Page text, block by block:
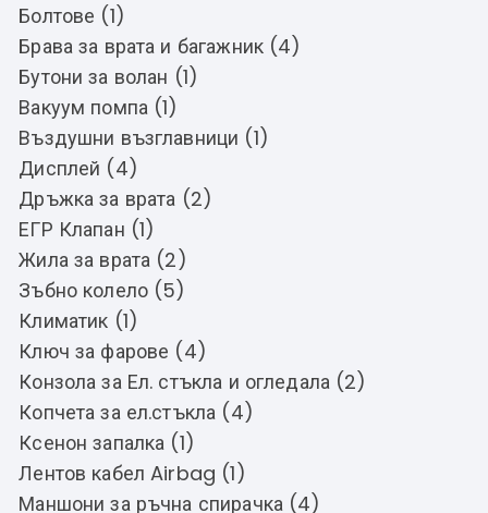
Болтове (1)
Брава за врата и багажник (4)
Бутони за волан (1)
Вакуум помпа (1)
Въздушни възглавници (1)
Дисплей (4)
Дръжка за врата (2)
ЕГР Клапан (1)
Жила за врата (2)
Зъбно колело (5)
Климатик (1)
Ключ за фарове (4)
Конзола за Ел. стъкла и огледала (2)
Копчета за ел.стъкла (4)
Ксенон запалка (1)
Лентов кабел Airbag (1)
Маншони за ръчна спирачка (4)